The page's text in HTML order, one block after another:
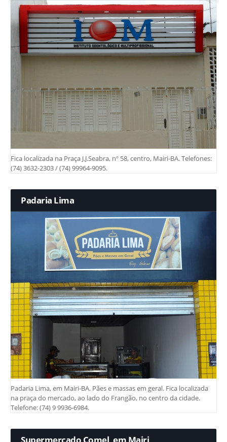
Fica localizada na Praça J.J.Seabra, nº 58, centro, Mairi-BA. Telefones:
(74) 3632-2303 / (74) 99964-9095.
Padaria Lima
Padaria Lima, em Mairi-BA. Pães e massas em geral. Fica localizada
na praça do mercado, ao lado do Frangão, no centro da cidade.
Telefone: (74) 9 9936-6984.